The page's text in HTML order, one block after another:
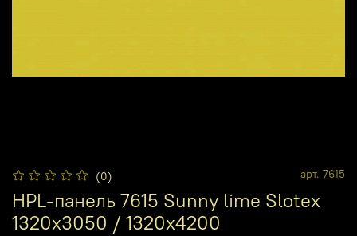
(0) арт. 7615
HPL-панель 7615 Sunny lime Slotex
1320х3050 / 1320х4200